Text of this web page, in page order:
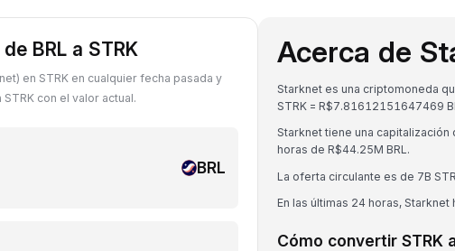
BRL a STRK
en STRK en cualquier fecha pasada y
con el valor actual.
BRL
Acerca de
Starknet es una criptomoneda
STRK = R$7.81612151647469
Starknet tiene una
horas de R$44.25M BRL.
La oferta circulante es de 7B
En las últimas 24 horas, Starknet
Cómo convertir STRK